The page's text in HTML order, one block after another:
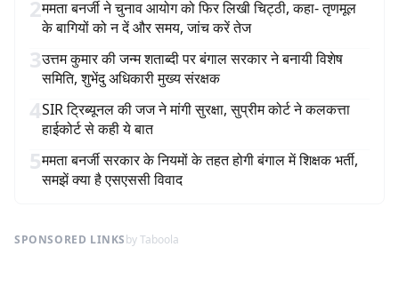
2ममता बनर्जी ने चुनाव आयोग को फिर लिखी चिट्ठी, कहा- तृणमूल
के बागियों को न दें और समय, जांच करें तेज
3उत्तम कुमार की जन्म शताब्दी पर बंगाल सरकार ने बनायी विशेष
समिति, शुभेंदु अधिकारी मुख्य संरक्षक
4SIR ट्रिब्यूनल की जज ने मांगी सुरक्षा, सुप्रीम कोर्ट ने कलकत्ता
हाईकोर्ट से कही ये बात
5ममता बनर्जी सरकार के नियमों के तहत होगी बंगाल में शिक्षक भर्ती,
समझें क्या है एसएससी विवाद
SPONSORED LINKSby Taboola